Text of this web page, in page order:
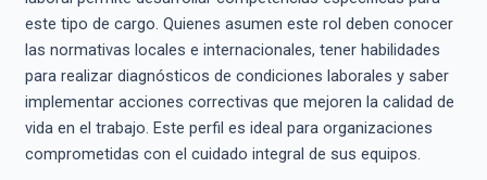
este tipo de cargo. Quienes asumen este rol deben conocer
las normativas locales e internacionales, tener habilidades
para realizar diagnósticos de condiciones laborales y saber
implementar acciones correctivas que mejoren la calidad de
vida en el trabajo. Este perfil es ideal para organizaciones
comprometidas con el cuidado integral de sus equipos.